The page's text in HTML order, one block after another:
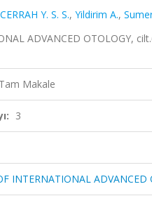
CERRAH Y. S. S., Yildirim A.,
ADVANCED OTOLOGY,
Makale
3
INTERNATIONAL ADVANCED